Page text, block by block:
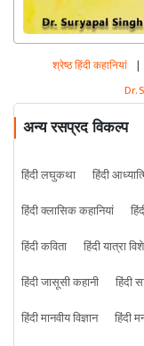
श्रेष्ठ हिंदी कहानियां |
Dr.
अन्य रसप्रद विकल्प
हिंदी लघुकथा हिंदी
हिंदी क्लासिक कहानियां
हिंदी कविता
हिंदी यात्रा
हिंदी जासूसी कहानी
हिंदी
हिंदी मानवीय विज्ञान
हिंदी